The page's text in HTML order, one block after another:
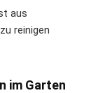
aus
reinigen
im Garten